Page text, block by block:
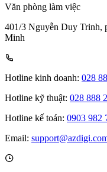
Văn phòng làm việc
401/3 Nguyễn Duy Trinh,
Minh
Hotline kinh doanh: 028
Hotline kỹ thuật: 028 888
Hotline kế toán: 0903 982
Email: